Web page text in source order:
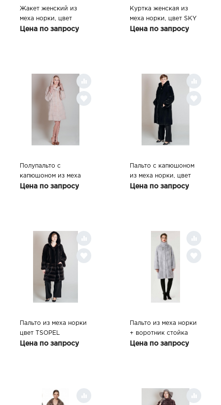
Жакет женский из
меха норки, цвет
DK.JEANS
Цена по запросу
Куртка женская из
меха норки, цвет SKY
Цена по запросу
Полупальто с
капюшоном из меха
норка цвет LIGHT
Цена по запросу
Пальто с капюшоном
из меха норки, цвет
BLACK
Цена по запросу
Пальто из меха норки
цвет TSOPEL
Цена по запросу
Пальто из меха норки
+ воротник стойка
Цена по запросу